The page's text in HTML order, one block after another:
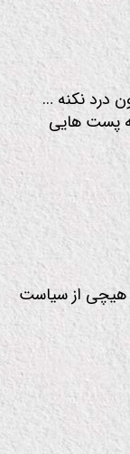
درد نکنه …
پست هایی
هیچی از سیاست